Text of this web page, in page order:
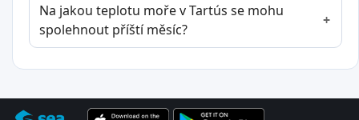
Na jakou teplotu moře v Tartús se mohu
spolehnout příští měsíc?